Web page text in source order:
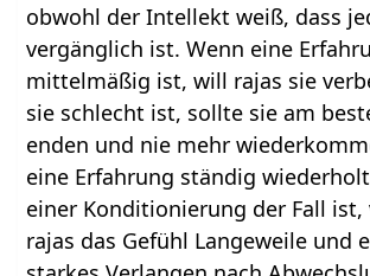
obwohl der Intellekt weiß, dass
vergänglich ist. Wenn eine
mittelmäßig ist, will rajas sie
sie schlecht ist, sollte sie am
enden und nie mehr
eine Erfahrung ständig
einer Konditionierung der Fall ist,
rajas das Gefühl Langeweile und